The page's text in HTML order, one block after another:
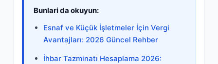
Bunlari da okuyun:
Esnaf ve Küçük İşletmeler İçin Vergi
Avantajları: 2026 Güncel Rehber
İhbar Tazminatı Hesaplama 2026: